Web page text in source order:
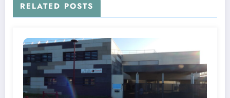
RELATED POSTS